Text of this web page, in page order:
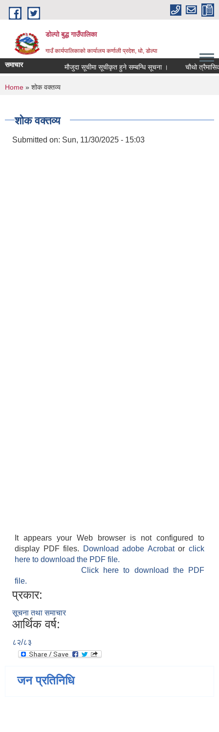
Skip to main content
डोल्पो बुद्ध गाउँपालिका
गाउँ कार्यपालिकाकाे कार्यालय कर्णाली प्रदेश, धो, डोल्पा
समाचार मौजुदा सूचीमा सूचीकृत हुने सम्बन्धि सूचना । चौथो त्रैमासिक
You are here
Home » शोक वक्तव्य
शोक वक्तव्य
Submitted on: Sun, 11/30/2025 - 15:03
It appears your Web browser is not configured to
display PDF files.
Download adobe Acrobatorclick
here to download the PDF file.
Click here to download the PDF
file.
प्रकार:
सूचना तथा समाचार
आर्थिक वर्ष:
८२/८३
जन प्रतिनिधि